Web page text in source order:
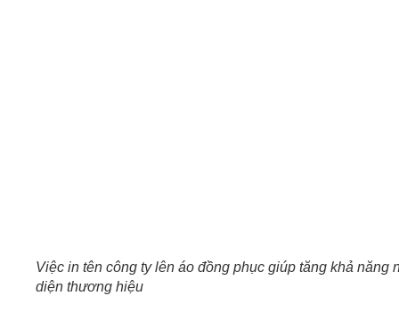
Việc in tên công ty lên áo đồng phục giúp tăng khả năng
diện thương hiệu